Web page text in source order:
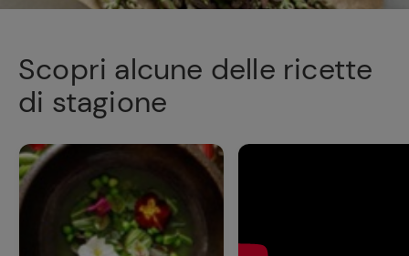
Scopri alcune delle ricette
di stagione